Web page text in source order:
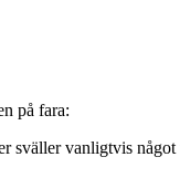
på fara:
vanligtvis